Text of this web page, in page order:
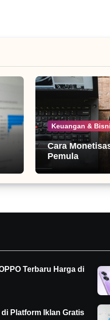
Keuangan &
Cara
Pemula
Terbaru Harga di
Platform Iklan Gratis